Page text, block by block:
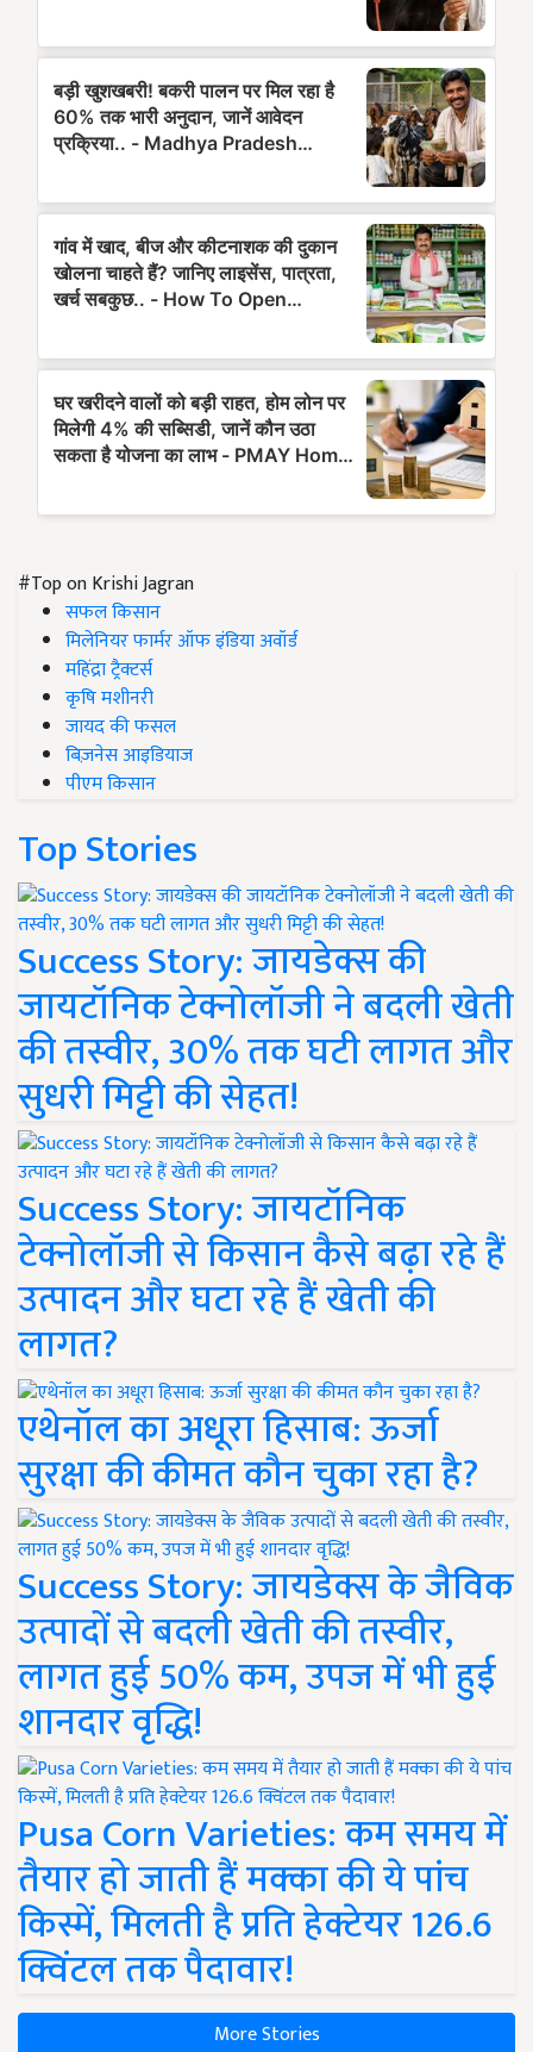
#Top on Krishi Jagran
सफल किसान
मिलेनियर फार्मर ऑफ इंडिया अवॉर्ड
महिंद्रा ट्रैक्टर्स
कृषि मशीनरी
जायद की फसल
बिज़नेस आइडियाज
पीएम किसान
Top Stories
Success Story: जायडेक्स की
जायटॉनिक टेक्नोलॉजी ने बदली खेती
की तस्वीर, 30% तक घटी लागत और
सुधरी मिट्टी की सेहत!
Success Story: जायटॉनिक
टेक्नोलॉजी से किसान कैसे बढ़ा रहे हैं
उत्पादन और घटा रहे हैं खेती की
लागत?
एथेनॉल का अधूरा हिसाब: ऊर्जा
सुरक्षा की कीमत कौन चुका रहा है?
Success Story: जायडेक्स के जैविक
उत्पादों से बदली खेती की तस्वीर,
लागत हुई 50% कम, उपज में भी हुई
शानदार वृद्धि!
Pusa Corn Varieties: कम समय में
तैयार हो जाती हैं मक्का की ये पांच
किस्में, मिलती है प्रति हेक्टेयर 126.6
क्विंटल तक पैदावार!
More Stories